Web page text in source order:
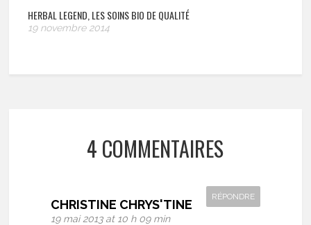
HERBAL LEGEND, LES SOINS BIO DE QUALITÉ
19 novembre 2014
4 COMMENTAIRES
CHRISTINE CHRYS'TINE
19 mai 2013 at 10 h 09 min
RÉPONDRE